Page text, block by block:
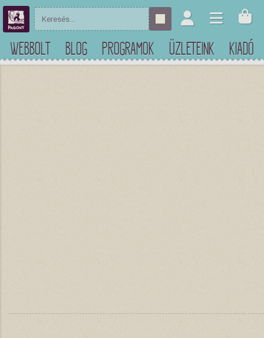
WEBBOLT BLOG PROGRAMOK ÜZLETEINK KIADÓ